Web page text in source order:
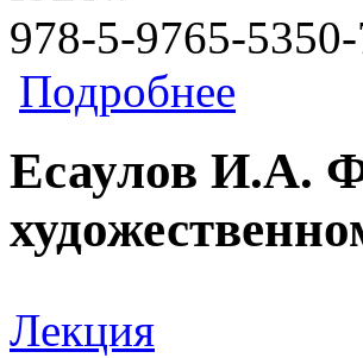
978-5-9765-
Подробнее
Есаулов И.А.
Лекция